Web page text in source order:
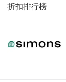
折扣排行榜